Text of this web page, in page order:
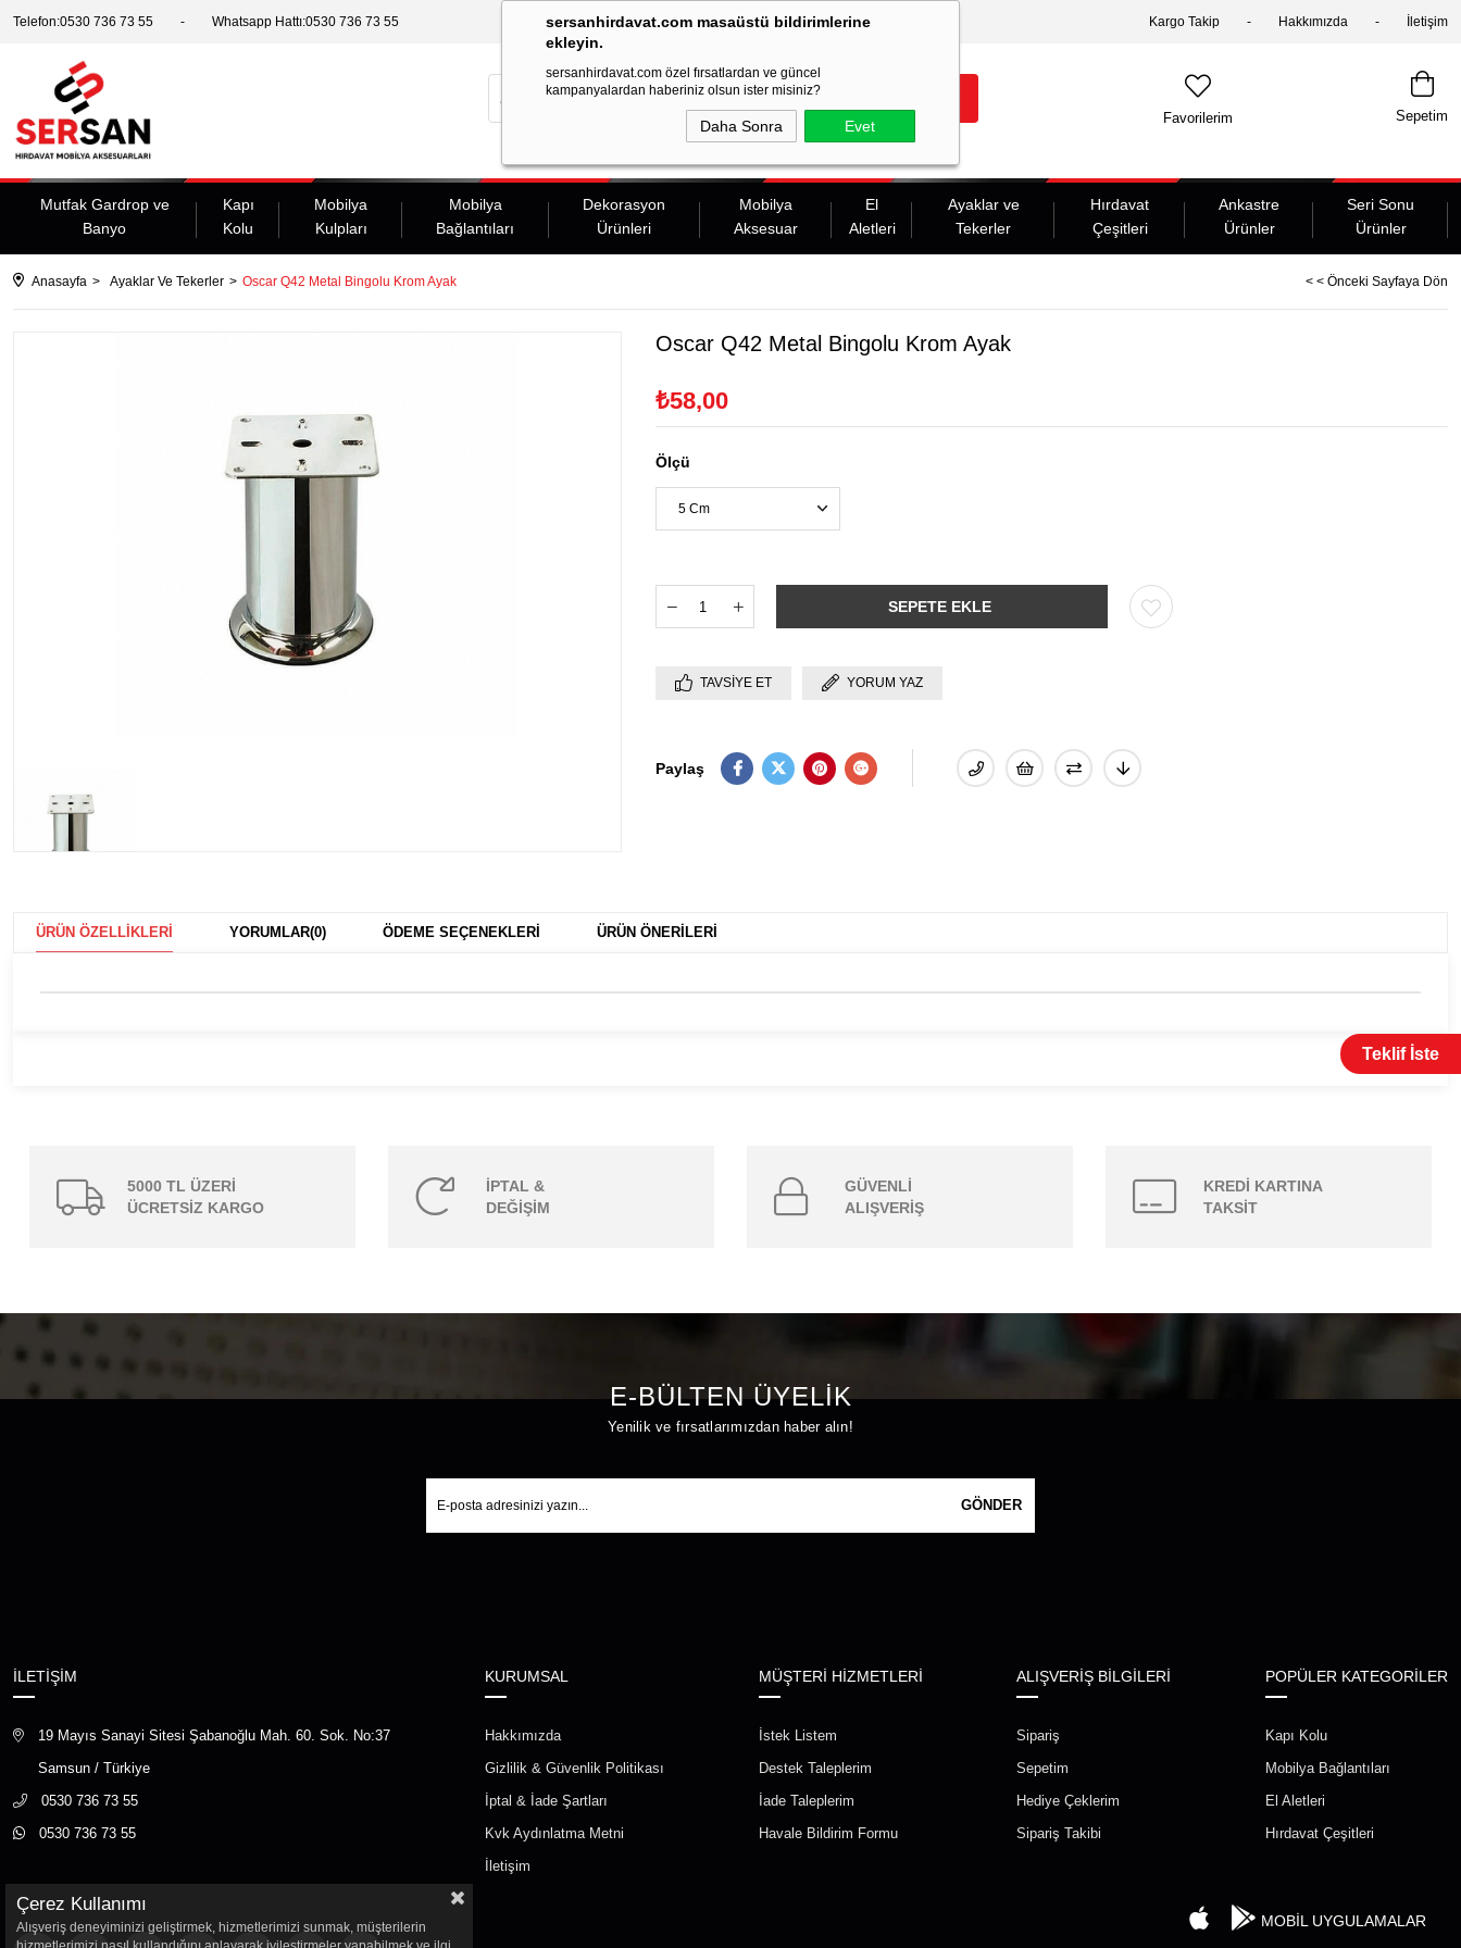
sersanhirdavat.com masaüstü bildirimlerine
ekleyin.
sersanhirdavat.com özel fırsatlardan ve güncel
kampanyalardan haberiniz olsun ister misiniz?
Daha Sonra Evet
Telefon:0530 736 73 55 Whatsapp Hattı:0530 736 73 55 Kargo Takip Hakkımızda İletişim
Teklif İste
Sepetim
Favorilerim
Mutfak Gardrop ve
Banyo
Kapı
Kolu
Mobilya
Kulpları
Mobilya
Bağlantıları
Dekorasyon
Ürünleri
Mobilya
Aksesuar
El
Aletleri
Ayaklar ve
Tekerler
Hırdavat
Çeşitleri
Ankastre
Ürünler
Seri Sonu
Ürünler
Anasayfa Ayaklar Ve Tekerler Oscar Q42 Metal Bingolu Krom Ayak < < Önceki Sayfaya Dön
Oscar Q42 Metal Bingolu Krom Ayak
₺58,00
Ölçü
TAVSIYE ET YORUM YAZ
Paylaş
ÜRÜN ÖZELLIKLERI YORUMLAR(0) ÖDEME SEÇENEKLERI ÜRÜN ÖNERILERI
5000 TL ÜZERİ
ÜCRETSİZ KARGO
İPTAL &
DEĞİŞİM
GÜVENLİ
ALIŞVERİŞ
KREDİ KARTINA
TAKSİT
E-BÜLTEN ÜYELİK
Yenilik ve fırsatlarımızdan haber alın!
GÖNDER
İLETİŞİM
19 Mayıs Sanayi Sitesi Şabanoğlu Mah. 60. Sok. No:37
Samsun / Türkiye
0530 736 73 55
0530 736 73 55
KURUMSAL
Hakkımızda
Gizlilik & Güvenlik Politikası
İptal & İade Şartları
Kvk Aydınlatma Metni
İletişim
MÜŞTERİ HİZMETLERİ
İstek Listem
Destek Taleplerim
İade Taleplerim
Havale Bildirim Formu
ALIŞVERİŞ BİLGİLERİ
Sipariş
Sepetim
Hediye Çeklerim
Sipariş Takibi
POPÜLER KATEGORİLER
Kapı Kolu
Mobilya Bağlantıları
El Aletleri
Hırdavat Çeşitleri
MOBİL UYGULAMALAR
Çerez Kullanımı
Alışveriş deneyiminizi geliştirmek, hizmetlerimizi sunmak, müşterilerin